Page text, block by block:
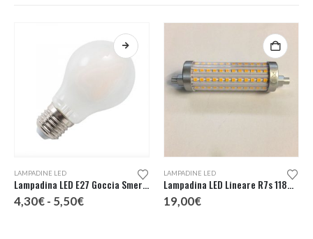
LAMPADINE LED
Lampadina LED E27 Goccia Smerigliata
4,30€ - 5,50€Fascia
LAMPADINE LED
Lampadina LED Lineare R7s 118mm 230V
19,00€